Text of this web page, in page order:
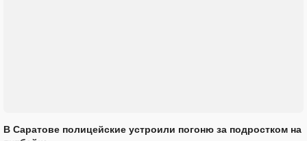
В Саратове полицейские устроили погоню за подростком на